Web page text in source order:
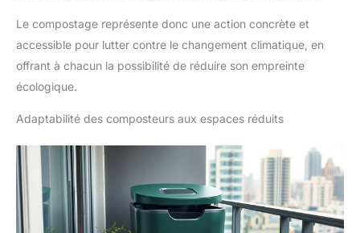
Le compostage représente donc une action concrète et
accessible pour lutter contre le changement climatique, en
offrant à chacun la possibilité de réduire son empreinte
écologique.
Adaptabilité des composteurs aux espaces réduits